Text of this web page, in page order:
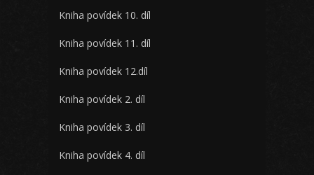
Kniha povídek 10. díl
Kniha povídek 11. díl
Kniha povídek 12.díl
Kniha povídek 2. díl
Kniha povídek 3. díl
Kniha povídek 4. díl